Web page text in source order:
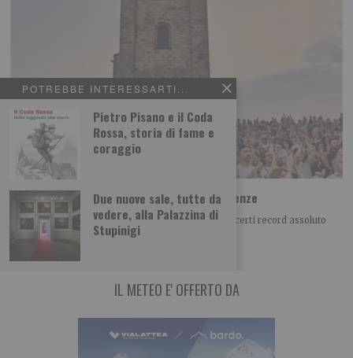
POTREBBE INTERESSARTI...
Pietro Pisano e il Coda
Rossa, storia di fame e
coraggio
Due nuove sale, tutte da
vedere, alla Palazzina di
Stupinigi
Monfortinjazz chiude con più di 5mila presenze
UN 50° ANNIVERSARIO DA RECORD Nei sette concerti record assoluto
nella storia del festival Si
IL METEO E' OFFERTO DA